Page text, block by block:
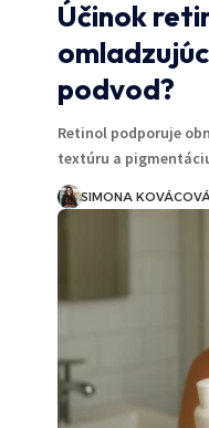
Účinok
podvod?
Retinol podporuje
textúru a
SIMONA